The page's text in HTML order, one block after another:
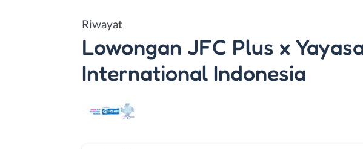
Riwayat
Lowongan JFC Plus x
International Indonesia